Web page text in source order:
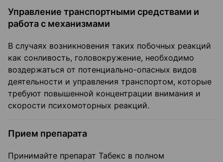
Управление транспортными средствами и
работа с механизмами
В случаях возникновения таких побочных реакций
как сонливость, головокружение, необходимо
воздержаться от потенциально-опасных видов
деятельности и управления транспортом, которые
требуют повышенной концентрации внимания и
скорости психомоторных реакций.
Прием препарата
Принимайте препарат Табекс в полном